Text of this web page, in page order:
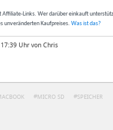
Affiliate-Links. Wer darüber einkauft
unveränderten Kaufpreises. Was ist das?
Uhr von Chris
MICRO SD SPEICHER